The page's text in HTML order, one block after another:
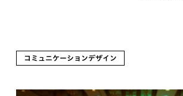
コミュニケーションデザイン